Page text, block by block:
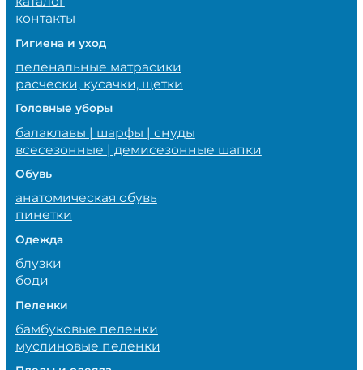
контакты
Гигиена и уход
пеленальные матрасики
расчески, кусачки, щетки
Головные уборы
балаклавы | шарфы | снуды
всесезонные | демисезонные шапки
Обувь
анатомическая обувь
пинетки
Одежда
блузки
боди
Пеленки
бамбуковые пеленки
муслиновые пеленки